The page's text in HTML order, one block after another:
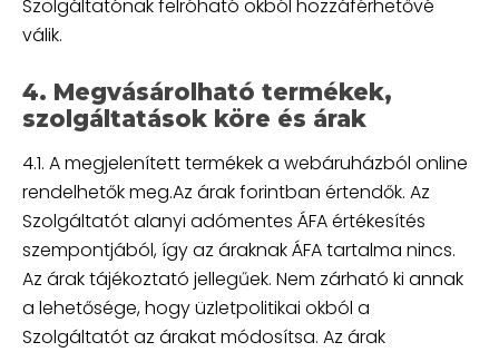
Szolgáltatónak felróható okból hozzáférhetővé
válik.
4. Megvásárolható termékek,
szolgáltatások köre és árak
4.1. A megjelenített termékek a webáruházból online
rendelhetők meg.Az árak forintban értendők. Az
Szolgáltatót alanyi adómentes ÁFA értékesítés
szempontjából, így az áraknak ÁFA tartalma nincs.
Az árak tájékoztató jellegűek. Nem zárható ki annak
a lehetősége, hogy üzletpolitikai okból a
Szolgáltatót az árakat módosítsa. Az árak